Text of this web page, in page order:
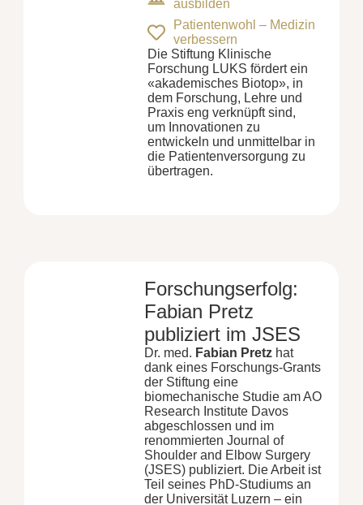
ausbilden
Patientenwohl – Medizin
verbessern
Die Stiftung Klinische
Forschung LUKS fördert ein
«akademisches Biotop», in
dem Forschung, Lehre und
Praxis eng verknüpft sind,
um Innovationen zu
entwickeln und unmittelbar in
die Patientenversorgung zu
übertragen.
Forschungserfolg:
Fabian Pretz
publiziert im JSES
Dr. med. Fabian Pretz hat
dank eines Forschungs-Grants
der Stiftung eine
biomechanische Studie am AO
Research Institute Davos
abgeschlossen und im
renommierten Journal of
Shoulder and Elbow Surgery
(JSES) publiziert. Die Arbeit ist
Teil seines PhD-Studiums an
der Universität Luzern – ein